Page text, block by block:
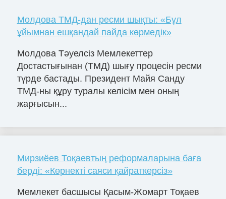
Молдова ТМД-дан ресми шықты: «Бұл
ұйымнан ешқандай пайда көрмедік»
Молдова Тәуелсіз Мемлекеттер
Достастығынан (ТМД) шығу процесін ресми
түрде бастады. Президент Майя Санду
ТМД-ны құру туралы келісім мен оның
жарғысын...
Мирзиёев Тоқаевтың реформаларына баға
берді: «Көрнекті саяси қайраткерсіз»
Мемлекет басшысы Қасым-Жомарт Тоқаев